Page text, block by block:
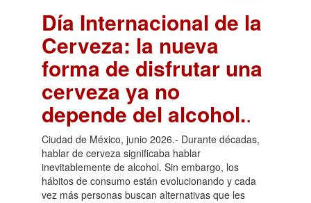
Día Internacional de la
Cerveza: la nueva
forma de disfrutar una
cerveza ya no
depende del alcohol..
Ciudad de México, junio 2026.- Durante décadas,
hablar de cerveza significaba hablar
inevitablemente de alcohol. Sin embargo, los
hábitos de consumo están evolucionando y cada
vez más personas buscan alternativas que les